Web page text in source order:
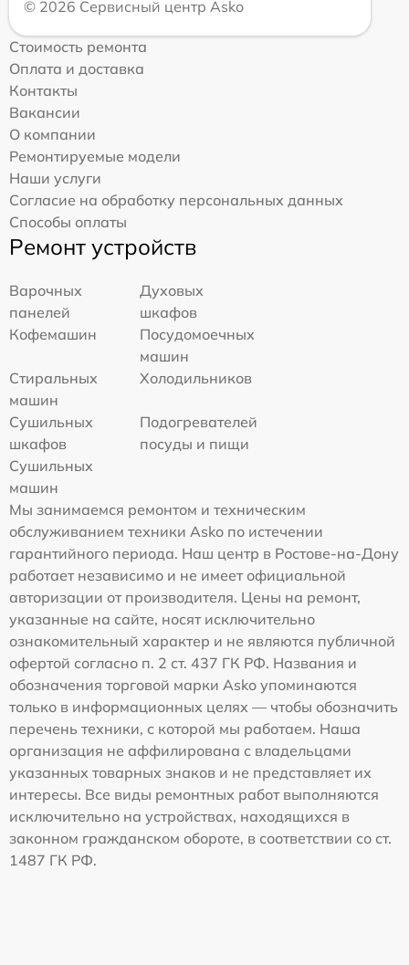
© 2026 Сервисный центр Asko
Стоимость ремонта
Оплата и доставка
Контакты
Вакансии
О компании
Ремонтируемые модели
Наши услуги
Согласие на обработку персональных данных
Способы оплаты
Ремонт устройств
Варочных
панелей
Духовых
шкафов
Кофемашин
Посудомоечных
машин
Стиральных
машин
Холодильников
Сушильных
шкафов
Подогревателей
посуды и пищи
Сушильных
машин
Мы занимаемся ремонтом и техническим
обслуживанием техники Asko по истечении
гарантийного периода. Наш центр в Ростове-на-Дону
работает независимо и не имеет официальной
авторизации от производителя. Цены на ремонт,
указанные на сайте, носят исключительно
ознакомительный характер и не являются публичной
офертой согласно п. 2 ст. 437 ГК РФ. Названия и
обозначения торговой марки Asko упоминаются
только в информационных целях — чтобы обозначить
перечень техники, с которой мы работаем. Наша
организация не аффилирована с владельцами
указанных товарных знаков и не представляет их
интересы. Все виды ремонтных работ выполняются
исключительно на устройствах, находящихся в
законном гражданском обороте, в соответствии со ст.
1487 ГК РФ.